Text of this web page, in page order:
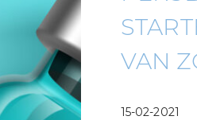
VAN
15-02-2021